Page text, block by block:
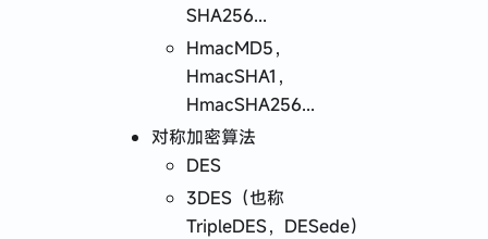
SHA256...
HmacMD5，
HmacSHA1，
HmacSHA256...
对称加密算法
DES
3DES（也称
TripleDES，DESede）